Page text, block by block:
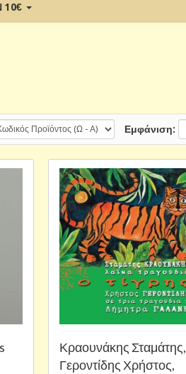
10€
Εμφάνιση:
Κραουνάκης Σταμάτης,
Γεροντίδης Χρήστος,